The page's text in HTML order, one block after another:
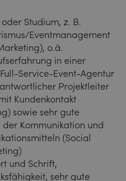
Studium, z. B.
Eventmanagement
o.ä.
in einer
Service-Event-Agentur
Projektleiter
Kundenkontakt
sowie sehr gute
der Kommunikation und
(Social
und Schrift,
sehr gute